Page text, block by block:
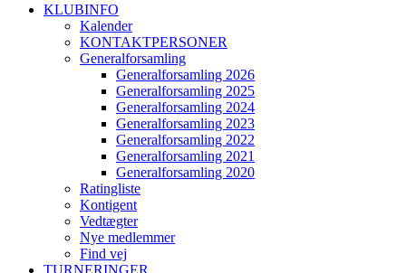
KLUBINFO
Kalender
KONTAKTPERSONER
Generalforsamling
Generalforsamling 2026
Generalforsamling 2025
Generalforsamling 2024
Generalforsamling 2023
Generalforsamling 2022
Generalforsamling 2021
Generalforsamling 2020
Ratingliste
Kontigent
Vedtægter
Nye medlemmer
Find vej
TURNERINGER